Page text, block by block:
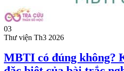
03
Thư viện Th3 2026
MBTI có đúng không?